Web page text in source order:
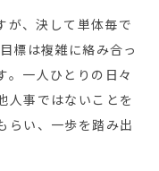
が、決して単体毎で
標は複雑に絡み合っ
。一人ひとりの日々
人事ではないことを
らい、一歩を踏み出